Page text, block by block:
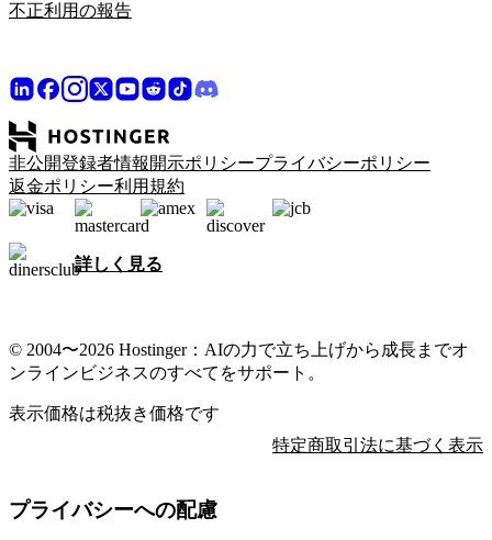
不正利用の報告
非公開登録者情報開示ポリシープライバシーポリシー
返金ポリシー利用規約
詳しく見る
© 2004〜2026 Hostinger：AIの力で立ち上げから成長までオ
ンラインビジネスのすべてをサポート。
表示価格は税抜き価格です
特定商取引法に基づく表示
プライバシーへの配慮